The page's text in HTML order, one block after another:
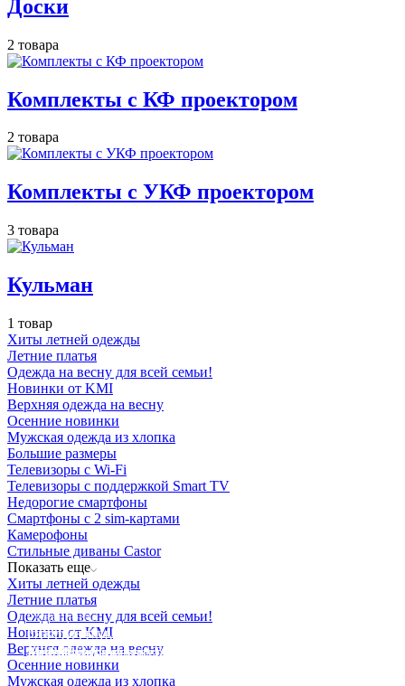
Доски
2 товара
Комплекты с КФ проектором
2 товара
Комплекты с УКФ проектором
3 товара
Кульман
1 товар
Хиты летней одежды
Летние платья
Одежда на весну для всей семьи!
Новинки от KMI
Верхняя одежда на весну
Осенние новинки
Мужская одежда из хлопка
Большие размеры
Телевизоры с Wi-Fi
Телевизоры с поддержкой Smart TV
Недорогие смартфоны
Смартфоны с 2 sim-картами
Камерофоны
Стильные диваны Castor
Показать еще
Хиты летней одежды
Летние платья
Одежда на весну для всей семьи!
Новинки от KMI
Верхняя одежда на весну
Осенние новинки
Мужская одежда из хлопка
Освещение
Здания префектуры ТиНАО
Освещение
Калужский завод путевых машин и гидроприводов
Освещение
СТРОИТЕЛЬНЫЙ ГИПЕРМАРКЕТ «ЛЕРУА
МЕРЛЕН»
Освещение
Железнодорожный вокзал Арзамас-1